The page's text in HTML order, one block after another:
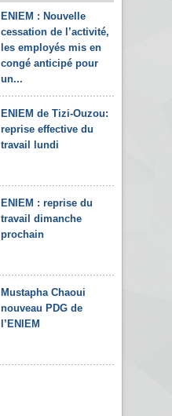
ENIEM : Nouvelle
cessation de l’activité,
les employés mis en
congé anticipé pour
un...
ENIEM de Tizi-Ouzou:
reprise effective du
travail lundi
ENIEM : reprise du
travail dimanche
prochain
Mustapha Chaoui
nouveau PDG de
l’ENIEM